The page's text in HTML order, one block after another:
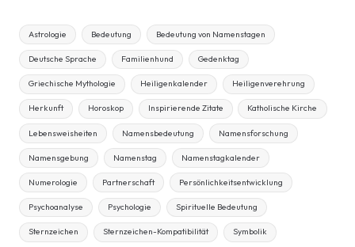
Astrologie Bedeutung Bedeutung von Namenstagen
Deutsche Sprache Familienhund Gedenktag
Griechische Mythologie Heiligenkalender Heiligenverehrung
Herkunft Horoskop Inspirierende Zitate Katholische Kirche
Lebensweisheiten Namensbedeutung Namensforschung
Namensgebung Namenstag Namenstagkalender
Numerologie Partnerschaft Persönlichkeitsentwicklung
Psychoanalyse Psychologie Spirituelle Bedeutung
Sternzeichen Sternzeichen-Kompatibilität Symbolik